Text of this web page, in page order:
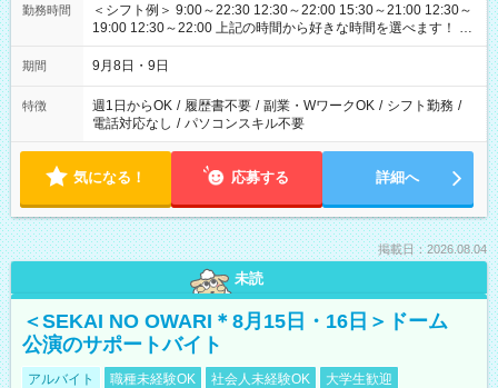
勤務時間
＜シフト例＞ 9:00～22:30 12:30～22:00 15:30～21:00 12:30～
19:00 12:30～22:00 上記の時間から好きな時間を選べます！ ※
時間は変更となる可能性があります
期間 9月8日・9日
特徴 週1日からOK / 履歴書不要 / 副業・WワークOK / シフト勤務 /
電話対応なし / パソコンスキル不要
気になる！ 応募する 詳細へ
掲載日：2026.08.04
未読
＜SEKAI NO OWARI＊8月15日・16日＞ドーム
公演のサポートバイト
アルバイト 職種未経験OK 社会人未経験OK
大学生歓迎